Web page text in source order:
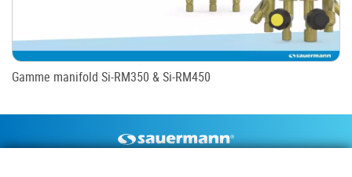
Gamme manifold Si-RM350 & Si-RM450